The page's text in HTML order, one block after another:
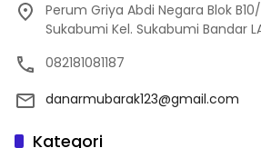
Perum Griya Abdi Negara Blok B10/
Sukabumi Kel. Sukabumi Bandar
082181081187
danarmubarak123@gmail.com
Kategori